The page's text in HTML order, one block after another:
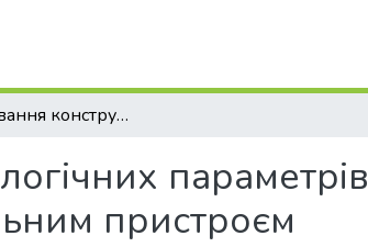
Обґрунтування конструкційно-технологічних параметрів пневмосепаратора з пиловловлювальним пристроєм
параметрів
пристроєм